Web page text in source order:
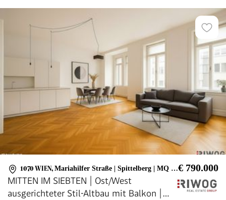
1070 WIEN, Mariahilfer Straße | Spittelberg | MQ | Volkstheater | Neubaugasse (U) | Zieglergasse (U) | Burggasse-Stadthalle (U) € 790.000
MITTEN IM SIEBTEN | Ost/West
ausgerichteter Stil-Altbau mit Balkon |